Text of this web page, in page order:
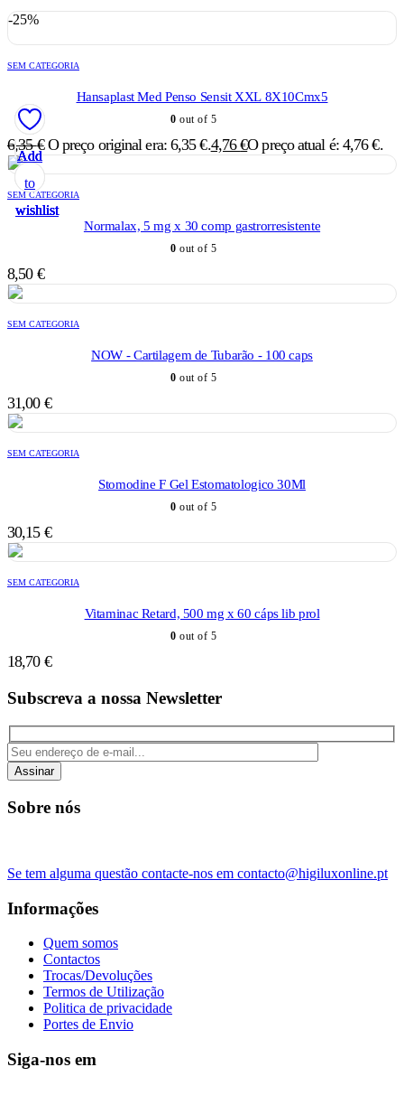
-25%
Add
to
wishlist
SEM CATEGORIA
Hansaplast Med Penso Sensit XXL 8X10Cmx5
0 out of 5
6,35€ O preço original era: 6,35 €.4,76€O preço atual é: 4,76 €.
Add
to
wishlist
SEM CATEGORIA
Normalax, 5 mg x 30 comp gastrorresistente
0 out of 5
8,50 €
Add
to
wishlist
SEM CATEGORIA
NOW - Cartilagem de Tubarão - 100 caps
0 out of 5
31,00 €
Add
to
wishlist
SEM CATEGORIA
Stomodine F Gel Estomatologico 30Ml
0 out of 5
30,15 €
Add
to
wishlist
SEM CATEGORIA
Vitaminac Retard, 500 mg x 60 cáps lib prol
0 out of 5
18,70 €
Subscreva a nossa Newsletter
Assinar
Sobre nós
Se tem alguma questão contacte-nos em contacto@higiluxonline.pt
Informações
Quem somos
Contactos
Trocas/Devoluções
Termos de Utilização
Politica de privacidade
Portes de Envio
Siga-nos em